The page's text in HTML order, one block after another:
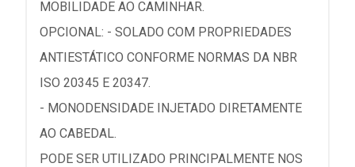
MOBILIDADE AO CAMINHAR.
OPCIONAL: - SOLADO COM PROPRIEDADES
ANTIESTÁTICO CONFORME NORMAS DA NBR
ISO 20345 E 20347.
- MONODENSIDADE INJETADO DIRETAMENTE
AO CABEDAL.
PODE SER UTILIZADO PRINCIPALMENTE NOS